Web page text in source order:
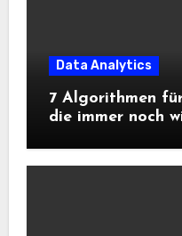
Data Analytics
7 Algorithmen
die immer noch